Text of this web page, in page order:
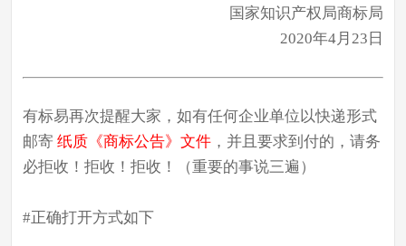
国家知识产权局商标局
2020年4月23日
有标易再次提醒大家，如有任何企业单位以快递形式
邮寄 纸质《商标公告》文件，并且要求到付的，请务
必拒收！拒收！拒收！（重要的事说三遍）
#正确打开方式如下